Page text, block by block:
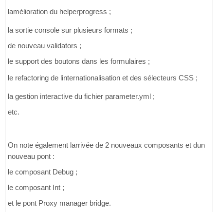
lamélioration du helperprogress ;
la sortie console sur plusieurs formats ;
de nouveau validators ;
le support des boutons dans les formulaires ;
le refactoring de linternationalisation et des sélecteurs CSS ;
la gestion interactive du fichier parameter.yml ;
etc.
On note également larrivée de 2 nouveaux composants et dun
nouveau pont :
le composant Debug ;
le composant Int ;
et le pont Proxy manager bridge.